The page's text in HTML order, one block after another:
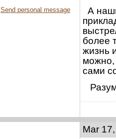
А
более
жизнь
можно,
сами
Send personal message
Mar